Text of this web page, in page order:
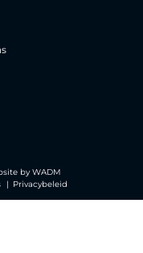
byWADM
Privacybeleid